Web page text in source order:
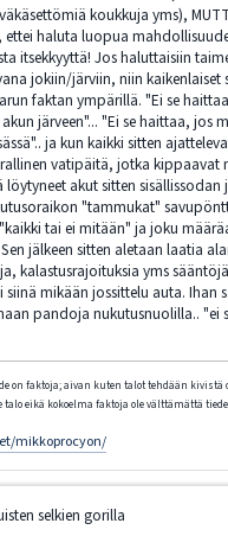
koukkuja yms),
ettei haluta luopua
itsekkyyttä! Jos haluttaisiin
jokiin/järviin, niin kaikenlaiset
faktan ympärillä. "Ei se
järveen"... "Ei se haittaa, jos
ja kun kaikki sitten
vatipäitä, jotka kippaavat
löytyneet akut sitten
"tammukat"
tai ei mitään" ja joku
jälkeen sitten aletaan laatia
kalastusrajoituksia yms
siinä mikään jossittelu auta. Ihan
pandoja nukutusnuolilla.. "ei
on faktoja; aivan kuten talot tehdään kivistä
eikä kokoelma faktoja ole välttämättä
mikkoprocyon/
selkien gorilla